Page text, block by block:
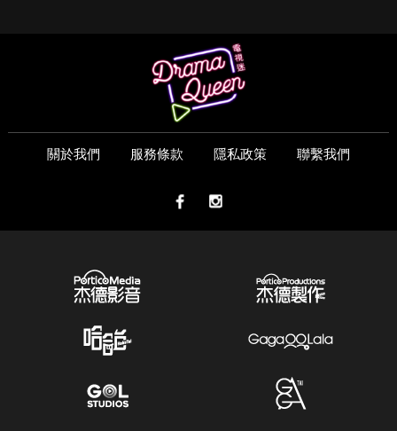
關於我們 服務條款 隱私政策 聯繫我們